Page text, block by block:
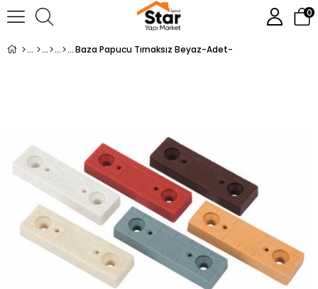
0
Baza Papucu Tırnaksız Beyaz-Adet-